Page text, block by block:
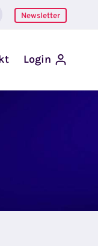
Newsletter
Login